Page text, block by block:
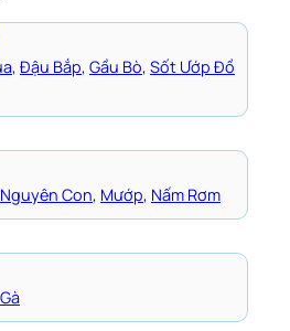
, Đậu Bắp, Gầu Bò, Sốt Ướp Đồ
Con, Mướp, Nấm Rơm